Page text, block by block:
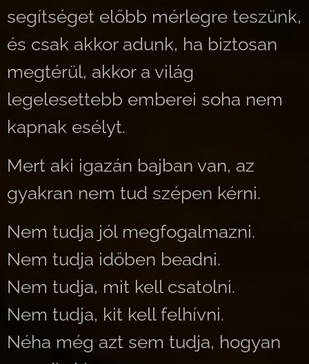
segítséget előbb mérlegre teszünk,
és csak akkor adunk, ha biztosan
megtérül, akkor a világ
legelesettebb emberei soha nem
kapnak esélyt.
Mert aki igazán bajban van, az
gyakran nem tud szépen kérni.
Nem tudja jól megfogalmazni.
Nem tudja időben beadni.
Nem tudja, mit kell csatolni.
Nem tudja, kit kell felhívni.
Néha még azt sem tudja, hogyan